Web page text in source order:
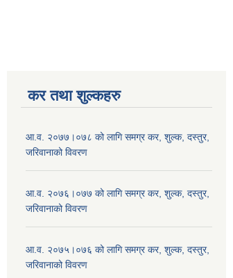
कर तथा शुल्कहरु
आ.व. २०७७।०७८ को लागि समग्र कर, शुल्क, दस्तुर,
जरिवानाको विवरण
आ.व. २०७६।०७७ को लागि समग्र कर, शुल्क, दस्तुर,
जरिवानाको विवरण
आ.व. २०७५।०७६ को लागि समग्र कर, शुल्क, दस्तुर,
जरिवानाको विवरण